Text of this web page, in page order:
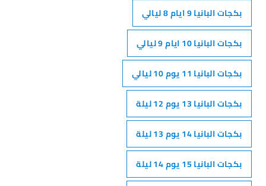
بكجات البانيا 9 ايام 8 ليالي
بكجات البانيا 10 ايام 9 ليالي
بكجات البانيا 11 يوم 10 ليالي
بكجات البانيا 13 يوم 12 ليلة
بكجات البانيا 14 يوم 13 ليلة
بكجات البانيا 15 يوم 14 ليلة